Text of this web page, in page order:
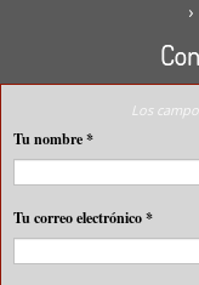
Los
Tu nombre*
Tu correo electrónico*